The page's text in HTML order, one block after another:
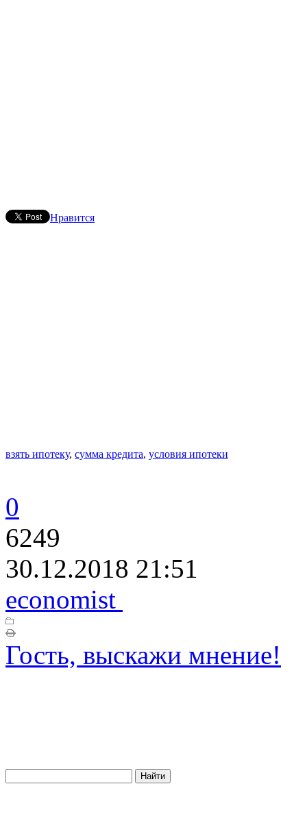
Нравится
взять ипотеку, сумма кредита, условия ипотеки
0
6249
30.12.2018 21:51
economist
Гость, выскажи мнение!